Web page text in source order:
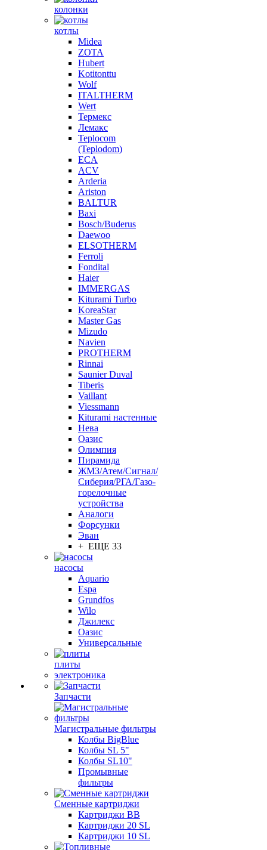
колонки
котлы
Midea
ZOTA
Hubert
Kotitonttu
Wolf
ITALTHERM
Wert
Термекс
Лемакс
Teplocom
(Teplodom)
ECA
ACV
Arderia
Ariston
BALTUR
Baxi
Bosch/Buderus
Daewoo
ELSOTHERM
Ferroli
Fondital
Haier
IMMERGAS
Kiturami Turbo
KoreaStar
Master Gas
Mizudo
Navien
PROTHERM
Rinnai
Saunier Duval
Tiberis
Vaillant
Viessmann
Кiturami настенные
Нева
Оазис
Олимпия
Пирамида
ЖМЗ/Атем/Сигнал/
Сиберия/РГА/Газо-
горелочные
устройства
Aналоги
Форсунки
Эван
+ ЕЩЕ 33
насосы
Aquario
Espa
Grundfos
Wilo
Джилекс
Оазис
Универсальные
плиты
электроника
Запчасти
Магистральные фильтры
Колбы BigBlue
Колбы SL 5"
Колбы SL10"
Промывные
фильтры
Сменные картриджи
Картриджи BB
Картриджи 20 SL
Картриджи 10 SL